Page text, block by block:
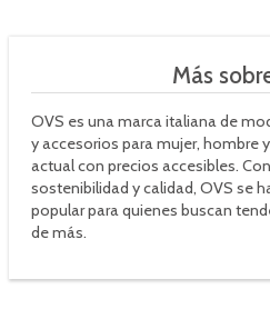
Más
OVS es una marca italiana de
y accesorios para mujer, hombre
actual con precios accesibles.
sostenibilidad y calidad, OVS se
popular para quienes buscan
de más.